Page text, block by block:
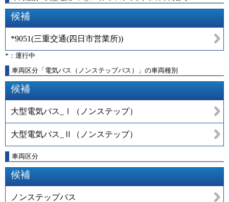
候補
*9051(三重交通(四日市営業所))
*：運行中
車両区分「電気バス（ノンステップバス）」の車両種別
候補
大型電気バス_Ⅰ（ノンステップ）
大型電気バス_Ⅱ（ノンステップ）
車両区分
候補
ノンステップバス